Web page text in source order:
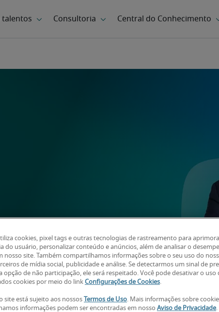
O mercado de engenharia no
em que a inovação é cada vez
conhecimentos em análise de
cookies, pixel tags e outras tecnologias de rastreamento para
do usuário, personalizar conteúdo e anúncios, além de analisar o
nosso site. Também compartilhamos informações sobre o seu uso do
de mídia social, publicidade e análise. Se detectarmos um sinal de
opção de não participação, ele será respeitado. Você pode desativar o uso
cookies por meio do link Configurações de Cookies.
site está sujeito aos nossos Termos de Uso. Mais informações sobre
informações podem ser encontradas em nosso Aviso de Privacidade.